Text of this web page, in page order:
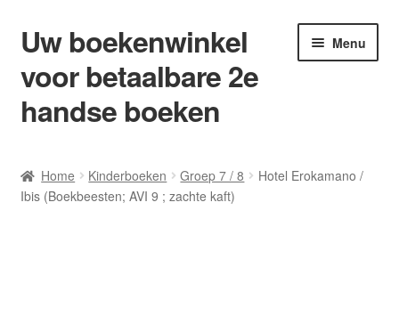
Ga
door
naar
navigatie
Ga
naar
de
inhoud
Uw boekenwinkel
voor betaalbare 2e
handse boeken
Menu
Afrekenen
Home Kinderboeken Groep 7 / 8
Hotel Erokamano /
Ibis (Boekbeesten; AVI 9 ; zachte kaft)